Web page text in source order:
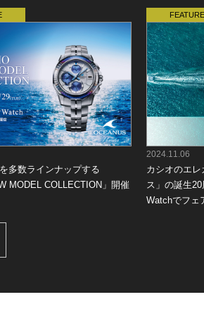
多数ラインナップする
MODEL COLLECTION」開催
2024.11.06
カシオのエ
ス」の誕生
Watchでフェ